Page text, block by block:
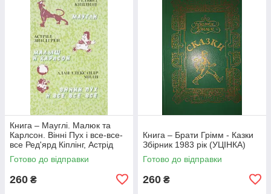
Книга – Мауглі. Малюк та
Карлсон. Вінні Пух і все-все-
все Ред'ярд Кіплінг, Астрід
Ліндгрен, Алан Мілн (Б/У -
УЦІНКА)
Готово до відправки
260 ₴
Книга – Брати Грімм - Казки
Збірник 1983 рік (УЦІНКА)
Готово до відправки
260 ₴